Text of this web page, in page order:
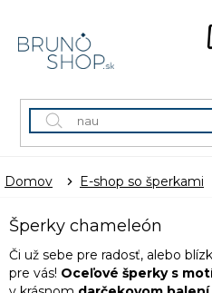
obsah
Domov E-shop so šperkami
Šperky chameleón
Či už sebe pre radosť, alebo
pre vás! Oceľové šperky s